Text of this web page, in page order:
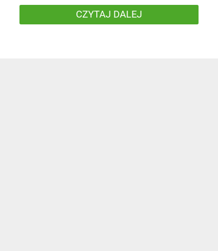
CZYTAJ DALEJ